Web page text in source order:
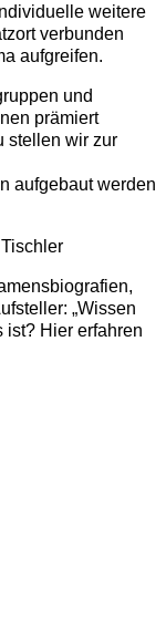
weitere
verbunden
aufgreifen.
und
prämiert
stellen wir zur
aufgebaut werden
„Wissen
ist? Hier erfahren